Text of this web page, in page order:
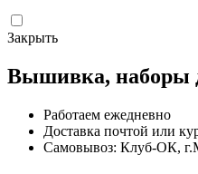
Закрыть
Вышивка, наборы
Работаем ежедневно
Доставка почтой или
Самовывоз: Клуб-ОК,